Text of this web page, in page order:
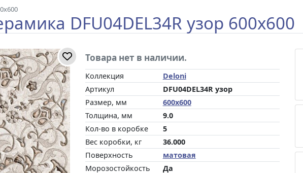
DFU04DEL34R узор 600x600
Товара нет в наличии.
Коллекция
Deloni
Артикул
DFU04DEL34R узор
Размер, мм
600x600
Толщина, мм
9.0
Кол-во в коробке
5
Вес коробки, кг
36.000
Поверхность
матовая
Морозостойкость
Да